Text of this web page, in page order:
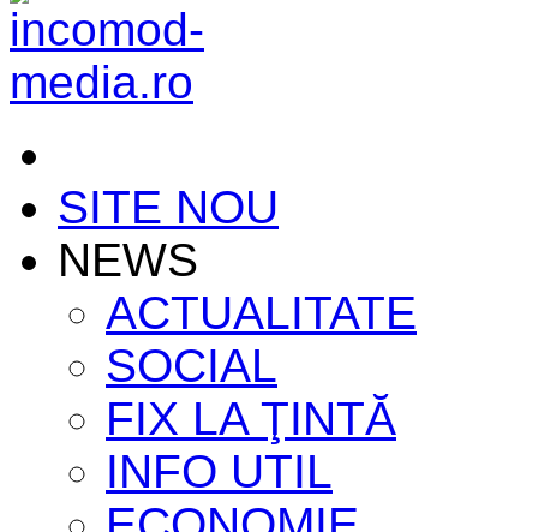
SITE NOU
NEWS
ACTUALITATE
SOCIAL
FIX LA ŢINTĂ
INFO UTIL